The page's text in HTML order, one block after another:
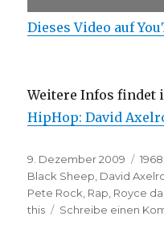
Dieses Video auf
Weitere Infos findet
HipHop: David
Veröffentlicht
am
9. Dezember 2009 1968
Black Sheep David
Pete Rock Rap Royce da
this
Schreibe einen